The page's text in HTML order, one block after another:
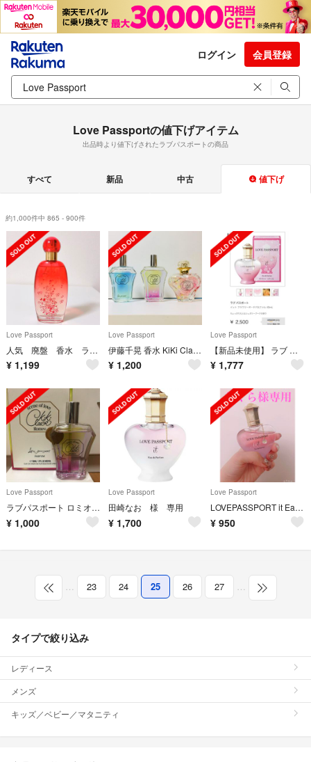
ログイン 会員登録
Love Passportの値下げアイテム
出品時より値下げされたラブパスポートの商品
すべて 新品 中古 値下げ
約1,000件中 865 - 900件
Love Passport
人気 廃盤 香水 ラブパスポート ロージースカイ オードパルファム 50ml
¥ 1,199
Love Passport
伊藤千晃 香水 KiKi Claire
¥ 1,200
Love Passport
【新品未使用】 ラブ パスポート イット フラワリー オードパルファム
¥ 1,777
Love Passport
ラブパスポート ロミオ キキクレールオードパルファム
¥ 1,000
Love Passport
田崎なお 様 専用
¥ 1,700
Love Passport
LOVEPASSPORT it Eau de parfum
¥ 950
… 23 24 25 26 27 …
タイプで絞り込み
レディース
メンズ
キッズ／ベビー／マタニティ